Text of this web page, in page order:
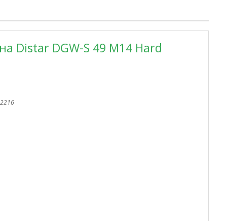
Distar DGW-S 49 M14 Hard